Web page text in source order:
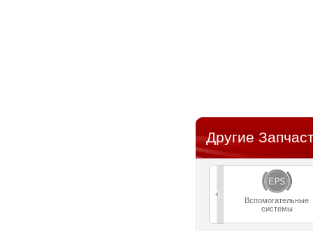
Другие
Вспомогательные
системы